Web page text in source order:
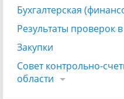
Бухгалтерская
Результаты проверок
Закупки
Совет контрольно-
области